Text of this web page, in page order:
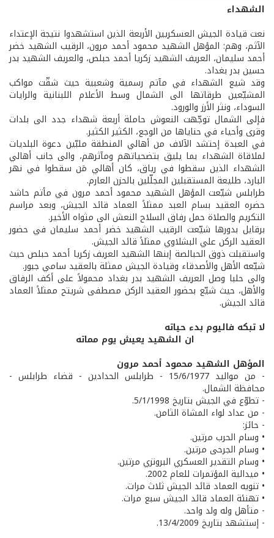
الشهداء
نعت قيادة الجيش العسكريين الأربعة الذين استشهدوا نتيجة الإعتداء
الآثم، وهم: المؤهل الشهيد محمود أحمد مرون، الرقيب الشهيد خضر
أحمد سليمان، العريف الشهيد زكريا أحمد حبلص، والعريف الشهيد بدر
حسين بدر بغداد.
وقد شيع الشهداء في مآتم رسمية وشعبية حيث شقّت مواكب
المشيّعين طرقاتها الى الشمال وسط الأعلام اللبنانية والرايات
السوداء، ونثر الأرز والورود.
فإلى الشمال توجّهت النعوش حاملة أربعة شهداء جدد الى بلدات
وقرى وأحياء في حناياها من الوجع، الكثير الكثير.
في العبدة إحتشد الآلاف من أهالي المنطقة ملبّين دعوة البلديات
لملاقاة الشهداء بما يليق بتضحياتهم ومآثرهم، والى جانب أهالي
الشهداء الذين سقطوا في رياق، كان أهالي مَن سقطوا في نهر
البارد، طليعة المستقبلين المجلّلين بالحزن العارم.
طرابلس شيّعت المؤهل الشهيد محمود أحمد مرون في مأتم حاشد
حضره العقيد بسام العبد ممثلاً العماد قائد الجيش، وبعد مراسم
التكريم والصلاة حمل رفاق السلاح النعش الى مثواه الأخير.
برقايل بدورها شيّعت الرقيب الشهيد خضر أحمد سليمان في حضور
العقيد الركن علي البشلاوي ممثلاً قائد الجيش.
واستقبلت ذوق الحبالصة إبنها الشهيد العريف زكريا أحمد حبلص حيث
شيّعه الأهل والأصدقاء وقيادة الجيش ممثلة بالعقيد سامي جبور.
والى حلبا وصل العريف الشهيد بدر بغداد محمولاً على أكف الرفاق
والأهل، حيث شيّع بحضور العقيد الركن مصطفى شريتح ممثلاً العماد
قائد الجيش.
لا تبكه فاليوم بدء حياته
ان الشهيد يعيش يوم مماته
المؤهل الشهيد محمود أحمد مرون
- من مواليد 15/6/1977 - طرابلس الحدادين - قضاء طرابلس -
محافظة الشمال.
- تطوّع في الجيش بتاريخ 5/1/1998.
- من عداد لواء المشاة الثامن.
- حائز:
• وسام الحرب مرتين.
• وسام الجرحى مرتين.
• وسام التقدير العسكري البرونزي مرتين.
• ميدالية المؤتمرات للعام 2002.
• تنويه العماد قائد الجيش ثلاث مرات.
• تهنئة العماد قائد الجيش سبع مرات.
- متأهل وله ولد واحد.
- إستشهد بتاريخ 13/4/2009.